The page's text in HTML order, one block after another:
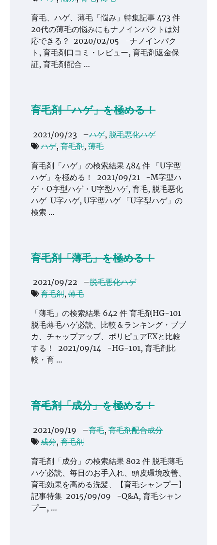
育毛、ハゲ、薄毛「悩み」特集記事 473 件
20代の薄毛の悩みにもナノインパクトは対
応できる？ 2020/02/05 -ナノインパク
ト, 育毛剤口コミ・レビュー, 育毛剤返金保
証, 育毛剤配合 …
育毛剤「ハゲ」を極める！
2021/09/23 –ハゲ, 脱毛悪化ハゲ
ハゲ, 育毛剤, 薄毛
育毛剤「ハゲ」の検索結果 484 件 「U字型
ハゲ」を極める！ 2021/09/21 -M字型ハ
ゲ・O字型ハゲ・U字型ハゲ, 育毛, 脱毛悪化
ハゲ U字ハゲ, U字型ハゲ 「U字型ハゲ」の
検索 …
育毛剤「薄毛」を極める！
2021/09/22 –脱毛悪化ハゲ
育毛剤, 薄毛
「薄毛」の検索結果 642 件 育毛剤HG-101
脱毛薄毛ハゲ必読、比較＆ランキング・ブブ
カ、チャップアップ、ポリピュアEXと比較
する！ 2021/09/14 -HG-101, 育毛剤比
較・育 …
育毛剤「成分」を極める！
2021/09/19 –育毛, 育毛剤配合成分
成分, 育毛剤
育毛剤「成分」の検索結果 802 件 脱毛薄毛
ハゲ必読、毎日のお手入れ、頭皮環境改善、
育毛効果を高める洗髪、【育毛シャンプー】
記事特集 2015/09/09 -Q&A, 育毛シャン
プー, …